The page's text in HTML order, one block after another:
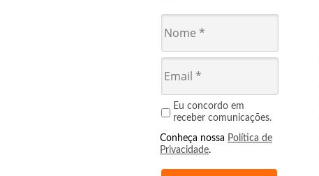
Eu concordo em
receber comunicações.
Conheça nossa Política de
Privacidade.